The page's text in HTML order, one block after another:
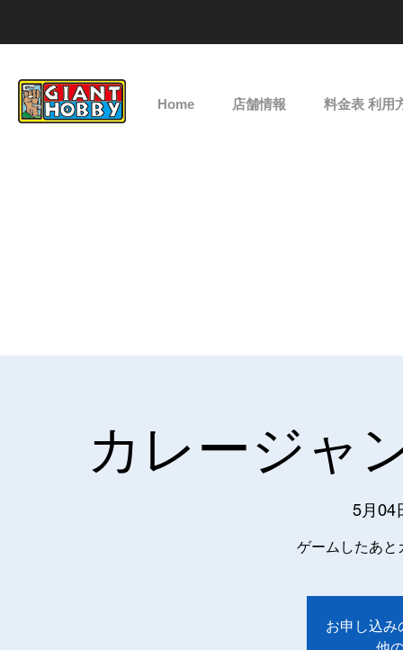
Home 店舗情報 料金表 利用
カレージャ
5月04
ゲームしたあと
お申し込